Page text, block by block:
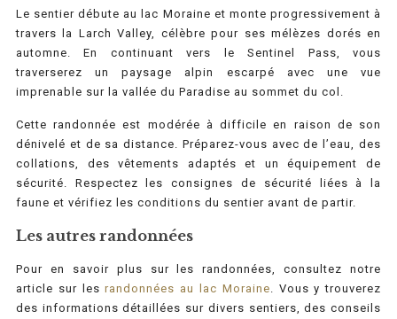
Le sentier débute au lac Moraine et monte progressivement à
travers la Larch Valley, célèbre pour ses mélèzes dorés en
automne. En continuant vers le Sentinel Pass, vous
traverserez un paysage alpin escarpé avec une vue
imprenable sur la vallée du Paradise au sommet du col.
Cette randonnée est modérée à difficile en raison de son
dénivelé et de sa distance. Préparez-vous avec de l’eau, des
collations, des vêtements adaptés et un équipement de
sécurité. Respectez les consignes de sécurité liées à la
faune et vérifiez les conditions du sentier avant de partir.
Les autres randonnées
Pour en savoir plus sur les randonnées, consultez notre
article sur lesrandonnées au lac Moraine . Vous y trouverez
des informations détaillées sur divers sentiers, des conseils